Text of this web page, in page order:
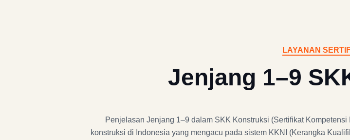
LAYANAN
Jenjang 1–9
Penjelasan Jenjang 1–9 dalam SKK Konstruksi (Sertifikat
konstruksi di Indonesia yang mengacu pada sistem KKNI (Kerangka